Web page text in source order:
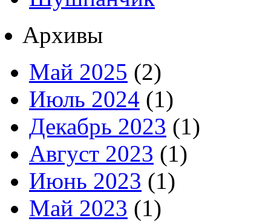
Архивы
Май 2025 (2)
Июль 2024 (1)
Декабрь 2023 (1)
Август 2023 (1)
Июнь 2023 (1)
Май 2023 (1)